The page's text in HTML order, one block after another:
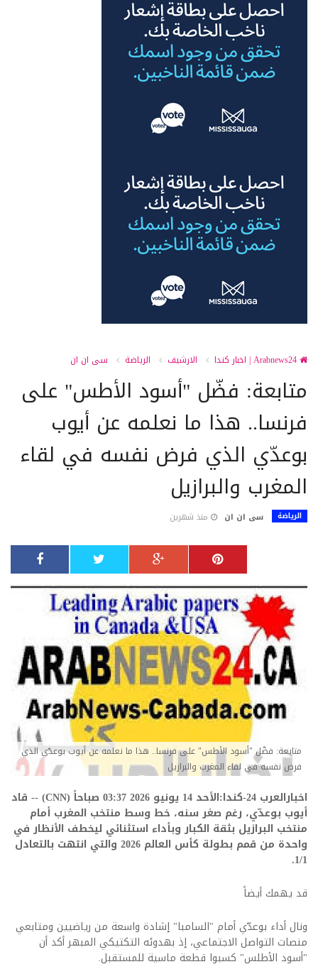
الارشيف الرياضة سى ان ان
متابعة: فضّل "أسود الأطس" على
فرنسا.. هذا ما نعلمه عن أيوب
بوعدّي الذي فرض نفسه في لقاء
المغرب والبرازيل
الرياضة سى ان ان منذ شهرين
متابعة: فضّل "أسود الأطس" على فرنسا.. هذا ما نعلمه عن أيوب بوعدّي الذي
فرض نفسه في لقاء المغرب والبرازيل
اخبارالعرب 24-كندا:الأحد 14 يونيو 2026 03:37 صباحاً (CNN) -- قاد
أيوب بوعدّي، رغم صغر سنه، خط وسط منتخب المغرب أمام
منتخب البرازيل بثقة الكبار وبأداء استثنائي ليخطف الأنظار في
واحدة من قمم بطولة كأس العالم 2026 والتي انتهت بالتعادل
1/1.
قد يهمك أيضاً
ونال أداء بوعدّي أمام "السامبا" إشادة واسعة من رياضيين ومتابعي
منصات التواصل الاجتماعي، إذ بهدوئه التكتيكي المبهر أكد أن
"أسود الأطلس" كسبوا قطعة ماسية للمستقبل.